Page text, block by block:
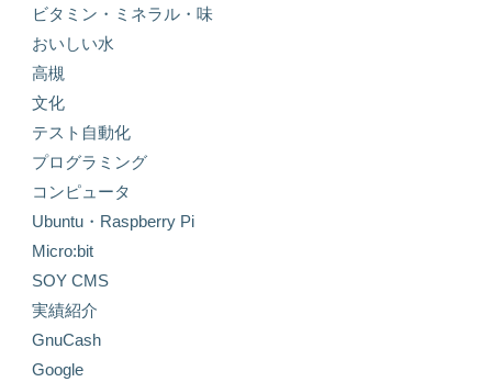
ビタミン・ミネラル・味
おいしい水
高槻
文化
テスト自動化
プログラミング
コンピュータ
Ubuntu・Raspberry Pi
Micro:bit
SOY CMS
実績紹介
GnuCash
Google